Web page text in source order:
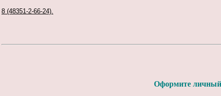
8 (48351-2-66-24).
Оформите